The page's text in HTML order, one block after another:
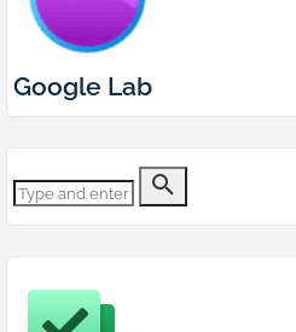
Google Lab